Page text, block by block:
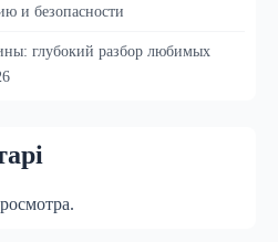
и безопасности
глубокий разбор любимых